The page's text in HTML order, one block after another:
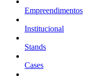
Empreendimentos
Institucional
Stands
Cases